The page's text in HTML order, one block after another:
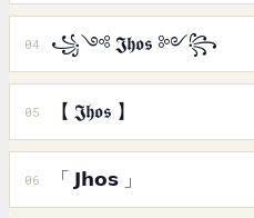
04 ꧁༺ 𝕵𝖍𝖔𝖘 ༻꧂
05 【 𝕵𝖍𝖔𝖘 】
06 「 𝗝𝗵𝗼𝘀 」